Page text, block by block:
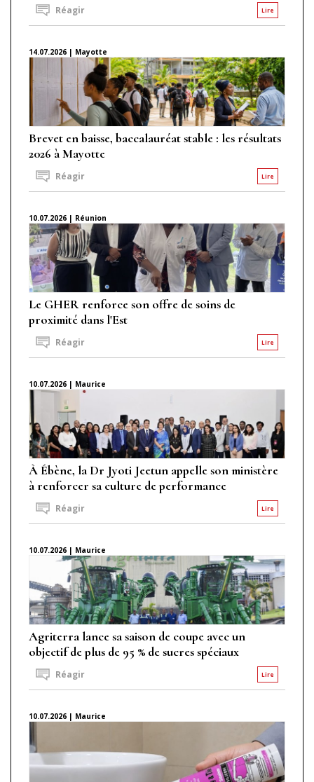
Lire
Réagir
14.07.2026 | Mayotte
Brevet en baisse, baccalauréat stable : les résultats
2026 à Mayotte
Lire
Réagir
10.07.2026 | Réunion
Le GHER renforce son offre de soins de
proximité dans l'Est
Lire
Réagir
10.07.2026 | Maurice
À Ébène, la Dr Jyoti Jeetun appelle son ministère
à renforcer sa culture de performance
Lire
Réagir
10.07.2026 | Maurice
Agriterra lance sa saison de coupe avec un
objectif de plus de 95 % de sucres spéciaux
Lire
Réagir
10.07.2026 | Maurice